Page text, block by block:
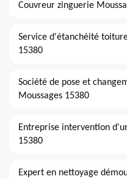
Couvreur zinguerie
Service d'étanchéité
15380
Société de pose et
Moussages 15380
Entreprise intervention
15380
Expert en nettoyage